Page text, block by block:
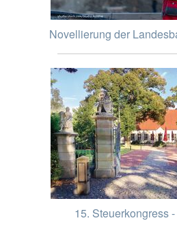
Novellierung der
15. Steuerkongress